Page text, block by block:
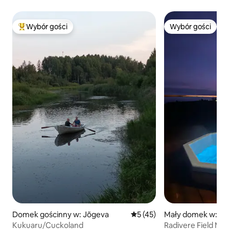
Najpopularniejsze z kategorii Wybór gości
Wybór gości
Domek gościnny w: Jõgeva Średnia ocena: 5 na 5,
5 (45)
Kukuaru/Cuckoland
Wybór gości
Wybór gości
Mały domek w:
Radivere Field